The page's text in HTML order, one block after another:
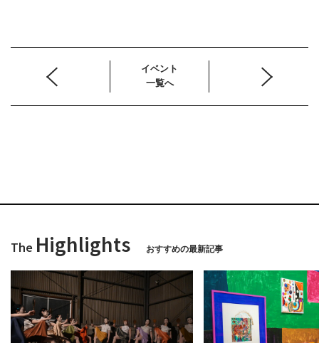
イベント
一覧へ
The Highlights おすすめの最新記事